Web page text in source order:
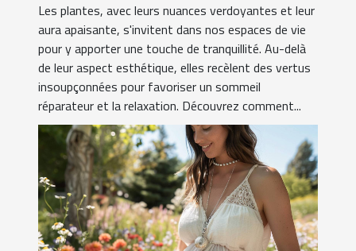
Les plantes, avec leurs nuances verdoyantes et leur
aura apaisante, s'invitent dans nos espaces de vie
pour y apporter une touche de tranquillité. Au-delà
de leur aspect esthétique, elles recèlent des vertus
insoupçonnées pour favoriser un sommeil
réparateur et la relaxation. Découvrez comment...